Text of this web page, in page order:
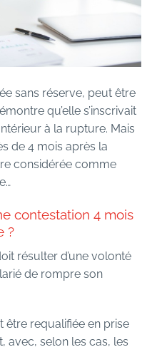
sans réserve, peut être
qu’elle s’inscrivait
à la rupture. Mais
de 4 mois après la
considérée comme
contestation 4 mois
?
résulter d’une volonté
de rompre son
être requalifiée en prise
avec, selon les cas, les